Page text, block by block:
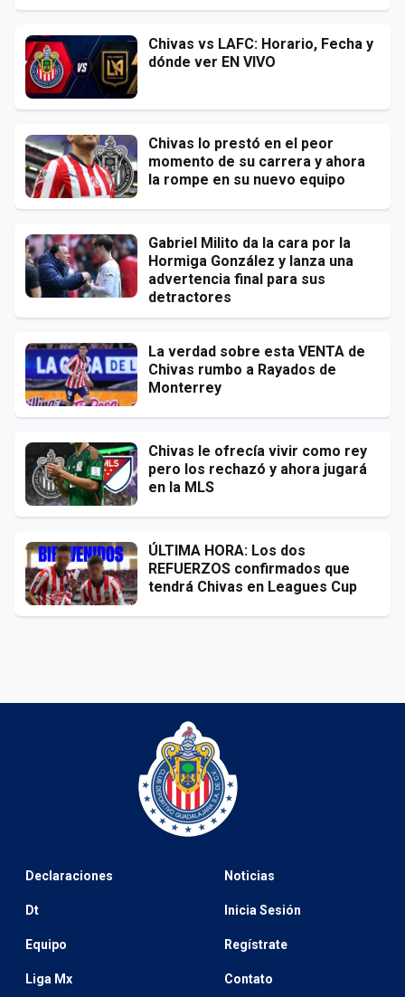
Chivas vs LAFC: Horario, Fecha y
dónde ver EN VIVO
Chivas lo prestó en el peor
momento de su carrera y ahora
la rompe en su nuevo equipo
Gabriel Milito da la cara por la
Hormiga González y lanza una
advertencia final para sus
detractores
La verdad sobre esta VENTA de
Chivas rumbo a Rayados de
Monterrey
Chivas le ofrecía vivir como rey
pero los rechazó y ahora jugará
en la MLS
ÚLTIMA HORA: Los dos
REFUERZOS confirmados que
tendrá Chivas en Leagues Cup
Declaraciones
Dt
Equipo
Liga Mx
Noticias
Inicia Sesión
Regístrate
Contato